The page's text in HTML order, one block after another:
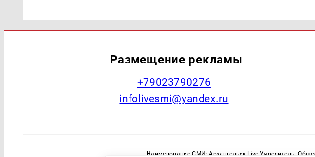
Размещение рекламы
+79023790276
infolivesmi@yandex.ru
Наименование СМИ: Архангельск Live Учредитель: